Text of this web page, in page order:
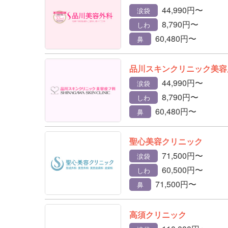
涙袋 44,990円〜
しわ 8,790円〜
鼻 60,480円〜
品川スキンクリニック美
涙袋 44,990円〜
しわ 8,790円〜
鼻 60,480円〜
聖心美容クリニック
涙袋 71,500円〜
しわ 60,500円〜
鼻 71,500円〜
高須クリニック